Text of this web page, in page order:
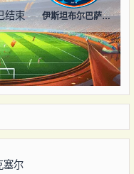
结束 伊斯坦布尔巴萨克塞尔
塞尔